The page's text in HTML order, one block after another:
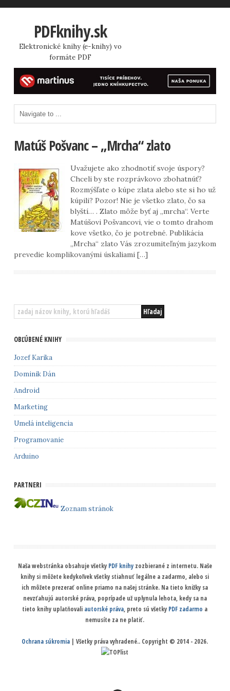
PDFknihy.sk
Elektronické knihy (e-knihy) vo
formáte PDF
Matúš Pošvanc – „Mrcha“ zlato
Uvažujete ako zhodnotiť svoje úspory?
Chceli by ste rozprávkovo zbohatnúť?
Rozmýšľate o kúpe zlata alebo ste si ho už
kúpili? Pozor! Nie je všetko zlato, čo sa
blyští… . Zlato môže byť aj „mrcha“. Verte
Matúšovi Pošvancovi, vie o tomto drahom
kove všetko, čo je potrebné. Publikácia
„Mrcha“ zlato Vás zrozumiteľným jazykom
prevedie komplikovanými úskaliami […]
OBĽÚBENÉ KNIHY
Jozef Karika
Dominik Dán
Android
Marketing
Umelá inteligencia
Programovanie
Arduino
PARTNERI
Zoznam stránok
Naša webstránka obsahuje všetky PDF knihyzozbierané z internetu. Naše
knihy si môžete kedykoľvek všetky stiahnuť legálne a zadarmo, alebo si
ich môžete prezerať online priamo na našej stránke. Na tieto knižky sa
nevzťahujú autorské práva, poprípade už uplynula lehota, kedy sa na
tieto knihy uplatňovali autorské práva, preto sú všetky PDF zadarmo a
nemusíte za ne platiť.
Ochrana súkromia | Všetky práva vyhradené.. Copyright © 2014 - 2026.